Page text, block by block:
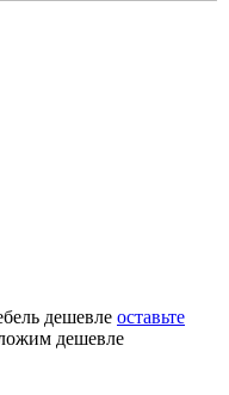
дешевле оставьте
дешевле